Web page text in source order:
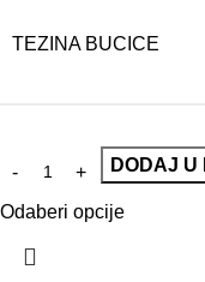
TEZINA BUCICE
DODAJ U
Odaberi opcije